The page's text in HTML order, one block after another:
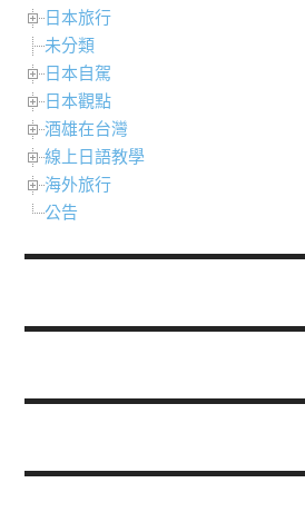
日本旅行
未分類
日本自駕
日本觀點
酒雄在台灣
線上日語教學
海外旅行
公告